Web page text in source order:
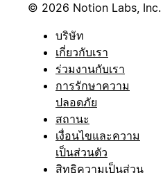
© 2026 Notion Labs, Inc.
บริษัท
เกี่ยวกับเรา
ร่วมงานกับเรา
การรักษาความ
ปลอดภัย
สถานะ
เงื่อนไขและความ
เป็นส่วนตัว
สิทธิความเป็นส่วน